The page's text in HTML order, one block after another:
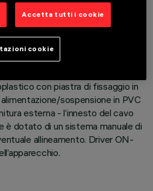
Nonostante le dimensioni
brevettata del sistema
alta definizione in
in alluminio estruso -
con piastra di fissaggio in
sospensione in PVC
esterna - l’innesto del cavo
è dotato di un sistema manuale di
allineamento. Driver ON-
Accetta tutti i cookie
cookie